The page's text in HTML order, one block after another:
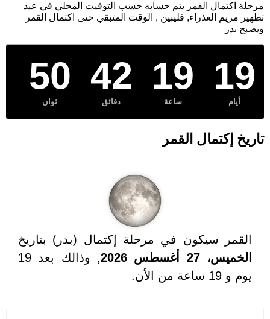
مرحلة اكتمال القمر يتم حسابه حسب التوقيت المحلي في عيد
تطهير مريم العذراء, فليبين , الوقت المتبقي حتى اكتمال القمر
ويصبح بدر
19
أيام
19
ساعة
42
دقائق
50
ثوان
تاريخ إكتمال القمر
القمر سيكون في مرحلة إكتمال (بدر) بتاريخ
الخميس، 27 أغسطس 2026
, وذالك بعد 19
يوم و 19 ساعة من الأن.